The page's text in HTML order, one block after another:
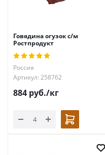
Говядина огузок с/м
Ростпродукт
Россия
Артикул: 258762
884 руб./кг